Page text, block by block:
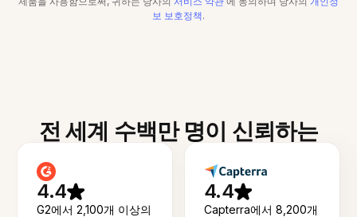
보 보호정책.
전 세계 수백만 명이 신뢰하는
4.4
G2에서 2,100개 이상의
4.4
Capterra에서 8,200개